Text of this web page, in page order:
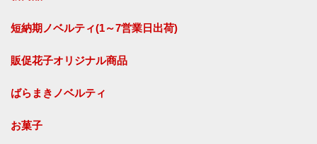
短納期ノベルティ(1～7営業日出荷)
販促花子オリジナル商品
ばらまきノベルティ
お菓子